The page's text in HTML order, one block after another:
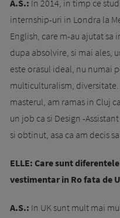
A.S.: In 2014, in timp ce
internship-uri in Londra la
English, care m-au ajutat sa
dupa absolvire, si mai ales,
este orasul ideal, nu numai
multiculturalism,
masterul, am ramas in Cluj
un job ca si Design -
si obtinut, asa ca am decis
ELLE: Care sunt
vestimentar in Ro fata de
A.S.: In UK sunt mult mai